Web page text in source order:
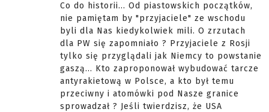
Co do historii... Od piastowskich początków,
nie pamiętam by "przyjaciele" ze wschodu
byli dla Nas kiedykolwiek mili. O zrzutach
dla PW się zapomniało ? Przyjaciele z Rosji
tylko się przyglądali jak Niemcy to powstanie
gaszą... Kto zaproponował wybudować tarcze
antyrakietową w Polsce, a kto był temu
przeciwny i atomówki pod Nasze granice
sprowadzał ? Jeśli twierdzisz, że USA